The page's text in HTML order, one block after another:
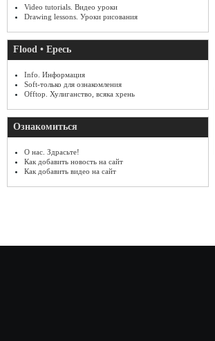
Video tutorials. Видео уроки
Drawing lessons. Уроки рисования
Flood • Ересь
Info. Информация
Soft-только для ознакомления
Offtop. Хулиганство, всяка хрень
Ознакомиться
О нас. Здрасьте!
Как добавить новость на сайт
Как добавить видео на сайт